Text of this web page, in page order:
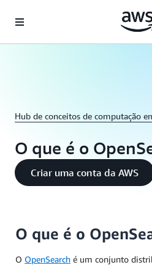
Pular para o conteúdo principal
Hub de conceitos de computação
O que é o
Criar uma conta da AWS
O que é o
O OpenSearch é um conjunto